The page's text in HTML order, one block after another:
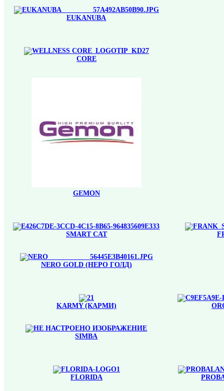
EUKANUBA
CORE
GEMON
SMART CAT
NERO GOLD (НЕРО ГОЛД)
KARMY (КАРМИ)
SIMBA
FLORIDA